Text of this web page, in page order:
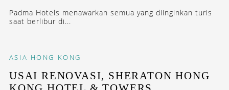
Padma Hotels menawarkan semua yang diinginkan turis
saat berlibur di...
ASIA HONG KONG
USAI RENOVASI, SHERATON HONG